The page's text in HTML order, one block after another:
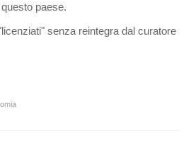
paese.
senza reintegra dal curatore